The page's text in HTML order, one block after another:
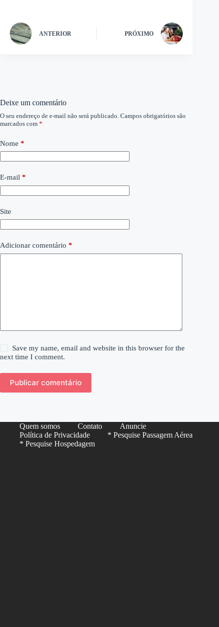
ANTERIOR PRÓXIMO
Deixe um comentário
O seu endereço de e-mail não será publicado. Campos obrigatórios são
marcados com *
Nome *
E-mail *
Site
Adicionar comentário *
Save my name, email and website in this browser for the
next time I comment.
Publicar comentário
Quem somos Contato
Anuncie
Política de Privacidade
* Pesquise Passagem Aérea
* Pesquise Hospedagem